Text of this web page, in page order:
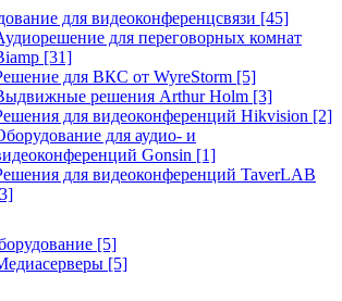
для видеоконференцсвязи [45]
для переговорных комнат
[31]
для ВКС от WyreStorm [5]
решения Arthur Holm [3]
для видеоконференций Hikvision [2]
для аудио- и
Gonsin [1]
для видеоконференций TaverLAB
[5]
[5]